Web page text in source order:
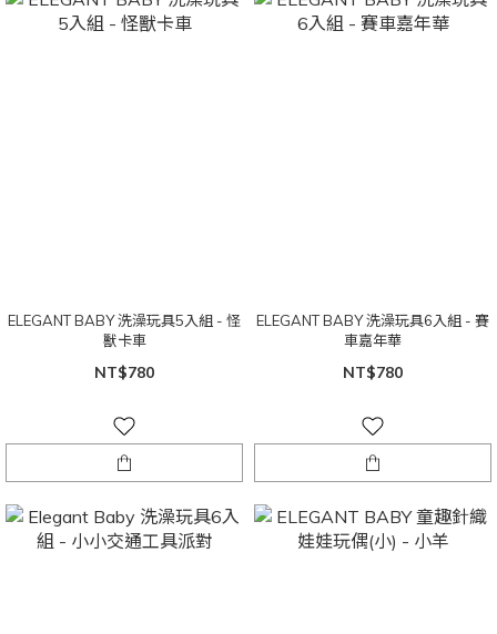
ELEGANT BABY 洗澡玩具5入組 - 怪
獸卡車
NT$780
ELEGANT BABY 洗澡玩具6入組 - 賽
車嘉年華
NT$780